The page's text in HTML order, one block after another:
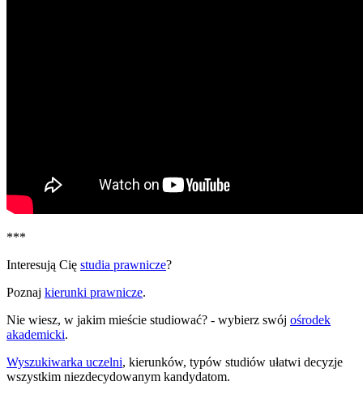
***
Interesują Cię studia prawnicze?
Poznaj kierunki prawnicze.
Nie wiesz, w jakim mieście studiować? - wybierz swój ośrodek
akademicki.
Wyszukiwarka uczelni, kierunków, typów studiów ułatwi decyzje
wszystkim niezdecydowanym kandydatom.